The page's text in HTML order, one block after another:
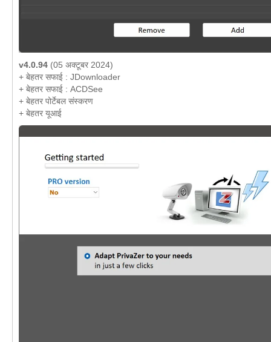
v4.0.94 (05 अक्टूबर 2024)
+ बेहतर सफाई : JDownloader
+ बेहतर सफाई : ACDSee
+ बेहतर पोर्टेबल संस्करण
+ बेहतर यूआई